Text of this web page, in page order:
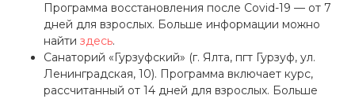
Программа восстановления после Сovid-19 — от 7
дней для взрослых. Больше информации можно
найти здесь.
Санаторий «Гурзуфский» (г. Ялта, пгт Гурзуф, ул.
Ленинградская, 10). Программа включает курс,
рассчитанный от 14 дней для взрослых. Больше